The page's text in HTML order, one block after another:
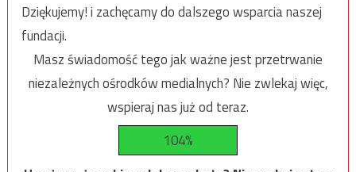
Dziękujemy! i zachęcamy do dalszego wsparcia naszej
fundacji.
Masz świadomość tego jak ważne jest przetrwanie
niezależnych ośrodków medialnych? Nie zwlekaj więc,
wspieraj nas już od teraz.
104%